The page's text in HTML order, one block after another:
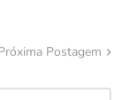
Postagem